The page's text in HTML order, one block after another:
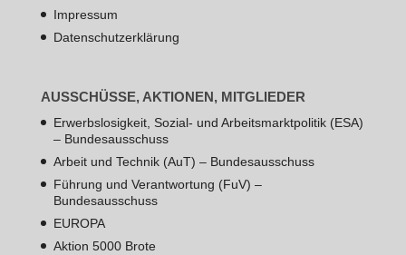
Impressum
Datenschutzerklärung
AUSSCHÜSSE, AKTIONEN, MITGLIEDER
Erwerbslosigkeit, Sozial- und Arbeitsmarktpolitik (ESA)
– Bundesausschuss
Arbeit und Technik (AuT) – Bundesausschuss
Führung und Verantwortung (FuV) –
Bundesausschuss
EUROPA
Aktion 5000 Brote